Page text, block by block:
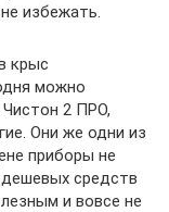
избежать.
крыс
можно
2 ПРО,
Они же одни из
приборы не
средств
и вовсе не